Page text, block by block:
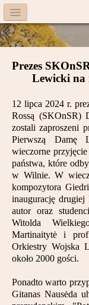
Menu
Facebook
Komitet
Aktualności
Książka
Moneta
Cegiełki
Rossa
Trasy
Darczyńcy
Kontakt
Prezes
Lewicki na
12 lipca 2024 r.
Rossą (SKOnSR)
zostali zaproszeni
Pierwszą Damę
wieczorne
państwa, które
w Wilnie. W
kompozytora
inaugurację
autor oraz
Witolda
Martinaitytė i
Orkiestry Wojska
około 2000 gości.
Ponadto warto
Gitanas Nausėda